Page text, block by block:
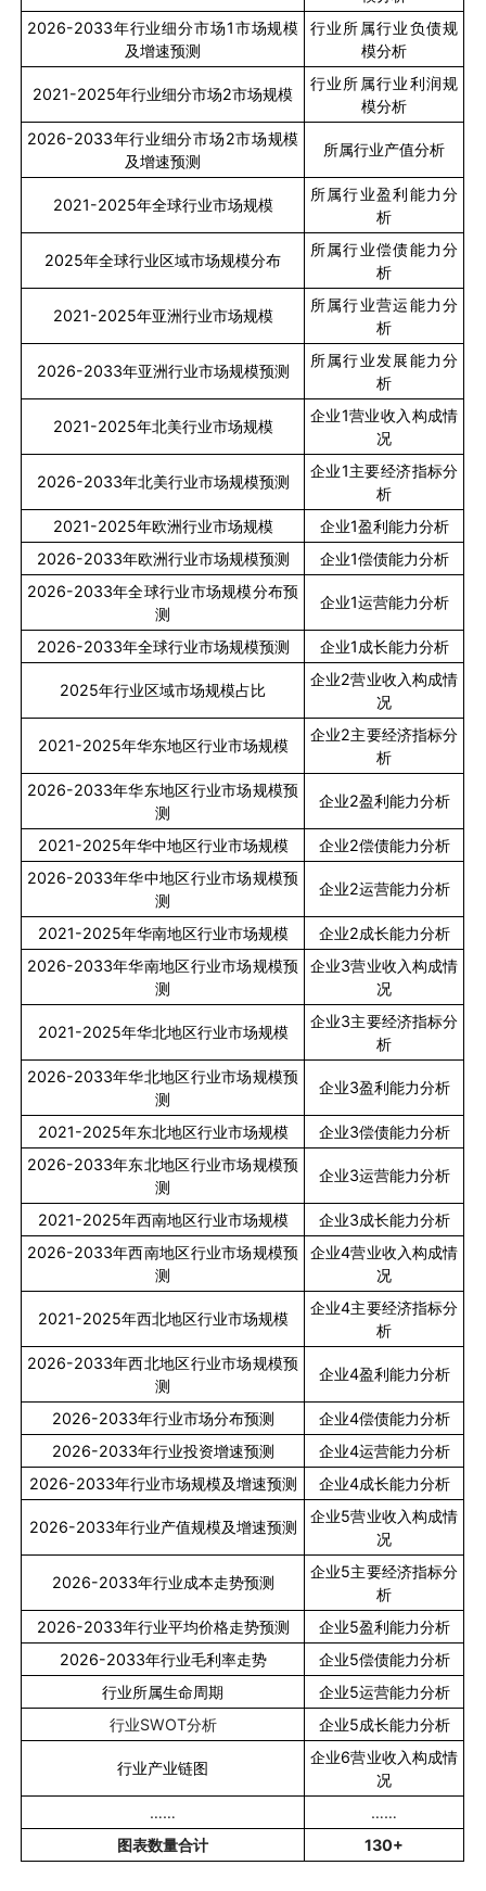
2026-2033年行业细分市场1市场规模
及增速预测
行业所属行业负债规
模分析
2021-2025年行业细分市场2市场规模
行业所属行业利润规
模分析
2026-2033年行业细分市场2市场规模
及增速预测
所属行业产值分析
2021-2025年全球行业市场规模
所属行业盈利能力分
析
2025年全球行业区域市场规模分布
所属行业偿债能力分
析
2021-2025年亚洲行业市场规模
所属行业营运能力分
析
2026-2033年亚洲行业市场规模预测
所属行业发展能力分
析
2021-2025年北美行业市场规模
企业1营业收入构成情
况
2026-2033年北美行业市场规模预测
企业1主要经济指标分
析
2021-2025年欧洲行业市场规模 企业1盈利能力分析
2026-2033年欧洲行业市场规模预测 企业1偿债能力分析
2026-2033年全球行业市场规模分布预
测
企业1运营能力分析
2026-2033年全球行业市场规模预测 企业1成长能力分析
2025年行业区域市场规模占比
企业2营业收入构成情
况
2021-2025年华东地区行业市场规模
企业2主要经济指标分
析
2026-2033年华东地区行业市场规模预
测
企业2盈利能力分析
2021-2025年华中地区行业市场规模 企业2偿债能力分析
2026-2033年华中地区行业市场规模预
测
企业2运营能力分析
2021-2025年华南地区行业市场规模 企业2成长能力分析
2026-2033年华南地区行业市场规模预
测
企业3营业收入构成情
况
2021-2025年华北地区行业市场规模
企业3主要经济指标分
析
2026-2033年华北地区行业市场规模预
测
企业3盈利能力分析
2021-2025年东北地区行业市场规模 企业3偿债能力分析
2026-2033年东北地区行业市场规模预
测
企业3运营能力分析
2021-2025年西南地区行业市场规模 企业3成长能力分析
2026-2033年西南地区行业市场规模预
测
企业4营业收入构成情
况
2021-2025年西北地区行业市场规模
企业4主要经济指标分
析
2026-2033年西北地区行业市场规模预
测
企业4盈利能力分析
2026-2033年行业市场分布预测 企业4偿债能力分析
2026-2033年行业投资增速预测 企业4运营能力分析
2026-2033年行业市场规模及增速预测 企业4成长能力分析
2026-2033年行业产值规模及增速预测
企业5营业收入构成情
况
2026-2033年行业成本走势预测
企业5主要经济指标分
析
2026-2033年行业平均价格走势预测 企业5盈利能力分析
2026-2033年行业毛利率走势 企业5偿债能力分析
行业所属生命周期
企业5运营能力分析
行业SWOT分析 企业5成长能力分析
行业产业链图
企业6营业收入构成情
况
……
……
图表数量合计
130+